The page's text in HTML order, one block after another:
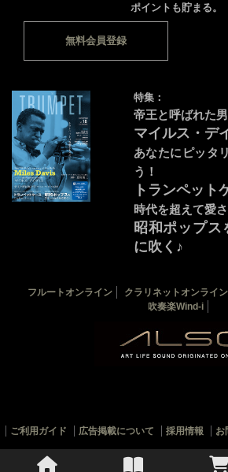
ポイントも貯まる。
無料会員登録
特集：
帝王と呼ばれた男
マイルス・デ
あなたにピッタ
う！
トランペッ
時代を超えて愛
昭和ポップ
に吹く♪
THE TRUMPET 最新18号
THE
フルートオンライン クラリネットオンライン
吹奏楽Wind-i
ご利用ガイド 広告掲載について 採用情報 お